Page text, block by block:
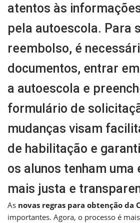
atentos às
pela autoescola. Para
reembolso, é
documentos, entrar
a autoescola e
formulário de
mudanças visam
de habilitação e
os alunos tenham uma
mais justa e
As novas regras para obtenção da
importantes. Agora, o processo é